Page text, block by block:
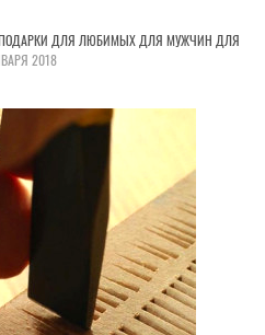
ДЛЯ ЛЮБИМЫХ ДЛЯ МУЖЧИН ДЛЯ
2018